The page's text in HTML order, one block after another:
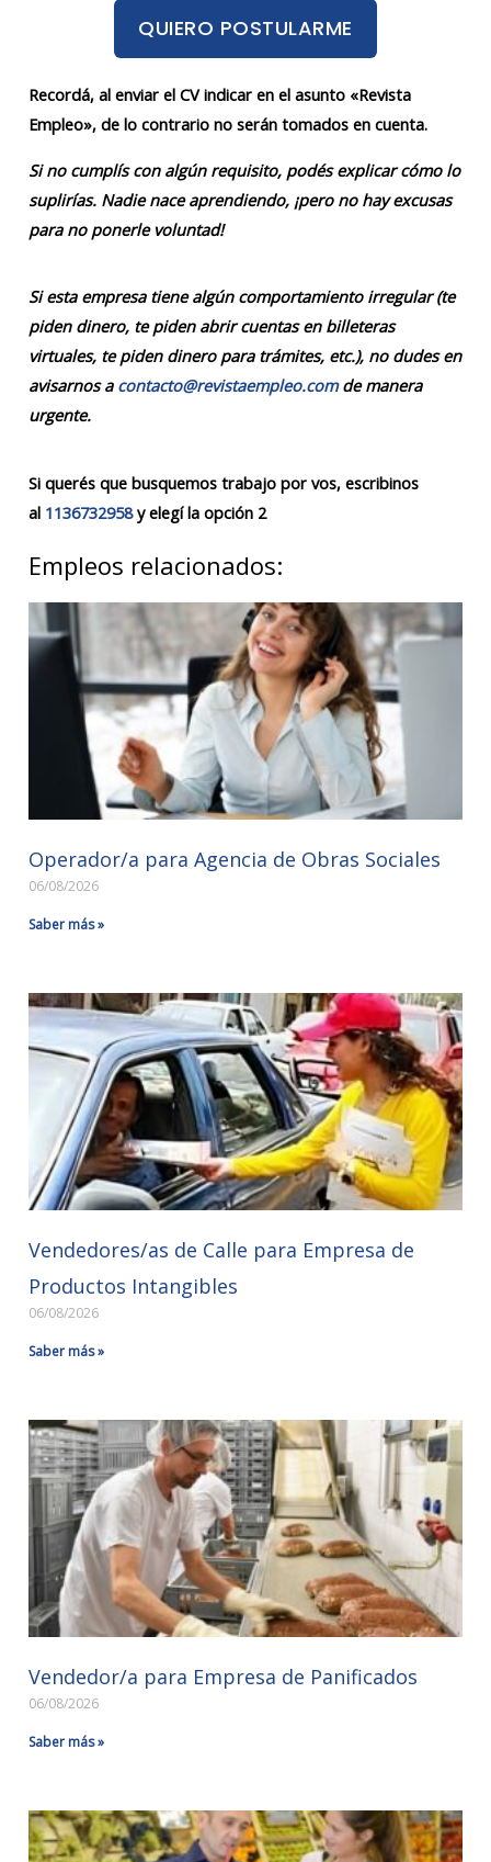
QUIERO POSTULARME
Recordá, al enviar el CV indicar en el asunto «Revista
Empleo», de lo contrario no serán tomados en cuenta.
Si no cumplís con algún requisito, podés explicar cómo lo
suplirías. Nadie nace aprendiendo, ¡pero no hay excusas
para no ponerle voluntad!
Si esta empresa tiene algún comportamiento irregular (te
piden dinero, te piden abrir cuentas en billeteras
virtuales, te piden dinero para trámites, etc.), no dudes en
avisarnos a contacto@revistaempleo.comde manera
urgente.
Si querés que busquemos trabajo por vos, escribinos
al 1136732958y elegí la opción 2
Empleos relacionados:
Operador/a para Agencia de Obras Sociales
06/08/2026
Saber más »
Vendedores/as de Calle para Empresa de
Productos Intangibles
06/08/2026
Saber más »
Vendedor/a para Empresa de Panificados
06/08/2026
Saber más »